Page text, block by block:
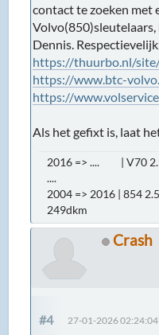
contact te zoeken met
Dennis.
https://thuurbo.nl/
https://www.btc-
https://
Als het gefixt is, laat
2016 => .... | V70
....
2004 => 2016 |
249dkm
Crash
#4 27-01-2026 02:24:04